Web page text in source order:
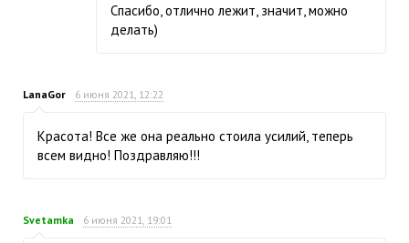
Спасибо, отлично лежит, значит, можно
делать)
LanaGor 6 июня 2021, 12:22
Красота! Все же она реально стоила усилий, теперь
всем видно! Поздравляю!!!
Svetamka 6 июня 2021, 19:01